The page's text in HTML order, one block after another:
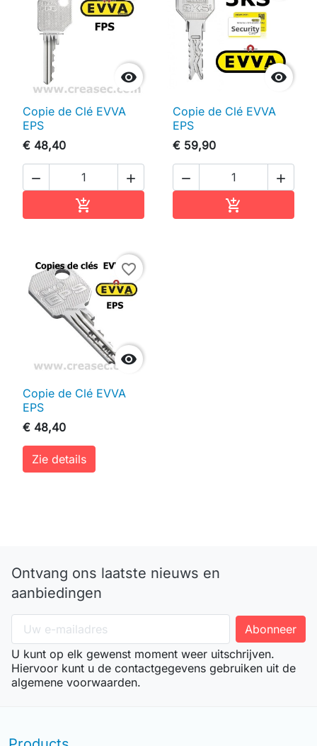

Copie de Clé EVVA
EPS
€ 48,40
 


Copie de Clé EVVA
EPS
€ 59,90
 


favorite_border
Copie de Clé EVVA
EPS
€ 48,40
Zie details
Ontvang ons laatste nieuws en
aanbiedingen
U kunt op elk gewenst moment weer uitschrijven.
Hiervoor kunt u de contactgegevens gebruiken uit de
algemene voorwaarden.